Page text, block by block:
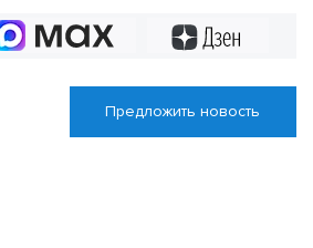
Предложить новость